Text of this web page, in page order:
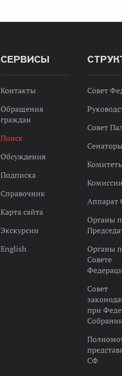
СЕРВИСЫ
Контакты
Обращения
граждан
Поиск
Обсуждения
Подписка
Справочник
Карта сайта
Экскурсии
English
Совет
Совет
Сенаторы
Комиссии
Аппарат
Органы
Органы
Совете
Совет
при
СФ